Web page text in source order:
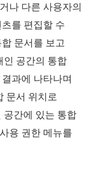
나 다른 사용자의
를 편집할 수
문서를 보고
인 공간의 통합
과에 나타나며
문서 위치로
공간에 있는 통합
용 권한 메뉴를